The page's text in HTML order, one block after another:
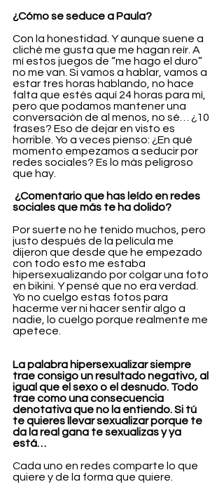
¿Cómo se seduce a Paula?
Con la honestidad. Y aunque suene a
cliché me gusta que me hagan reír. A
mí estos juegos de “me hago el duro”
no me van. Si vamos a hablar, vamos a
estar tres horas hablando, no hace
falta que estés aquí 24 horas para mí,
pero que podamos mantener una
conversación de al menos, no sé… ¿10
frases? Eso de dejar en visto es
horrible. Yo a veces pienso: ¿En qué
momento empezamos a seducir por
redes sociales? Es lo más peligroso
que hay.
sociales que más te ha dolido?
Por suerte no he tenido muchos, pero
justo después de la película me
dijeron que desde que he empezado
con todo esto me estaba
hipersexualizando por colgar una foto
en bikini. Y pensé que no era verdad.
Yo no cuelgo estas fotos para
hacerme ver ni hacer sentir algo a
nadie, lo cuelgo porque realmente me
apetece.
La palabra hipersexualizar siempre
trae consigo un resultado negativo, al
igual que el sexo o el desnudo. Todo
trae como una consecuencia
denotativa que no la entiendo. Si tú
te quieres llevar sexualizar porque te
da la real gana te sexualizas y ya
está…
Cada uno en redes comparte lo que
quiere y de la forma que quiere.